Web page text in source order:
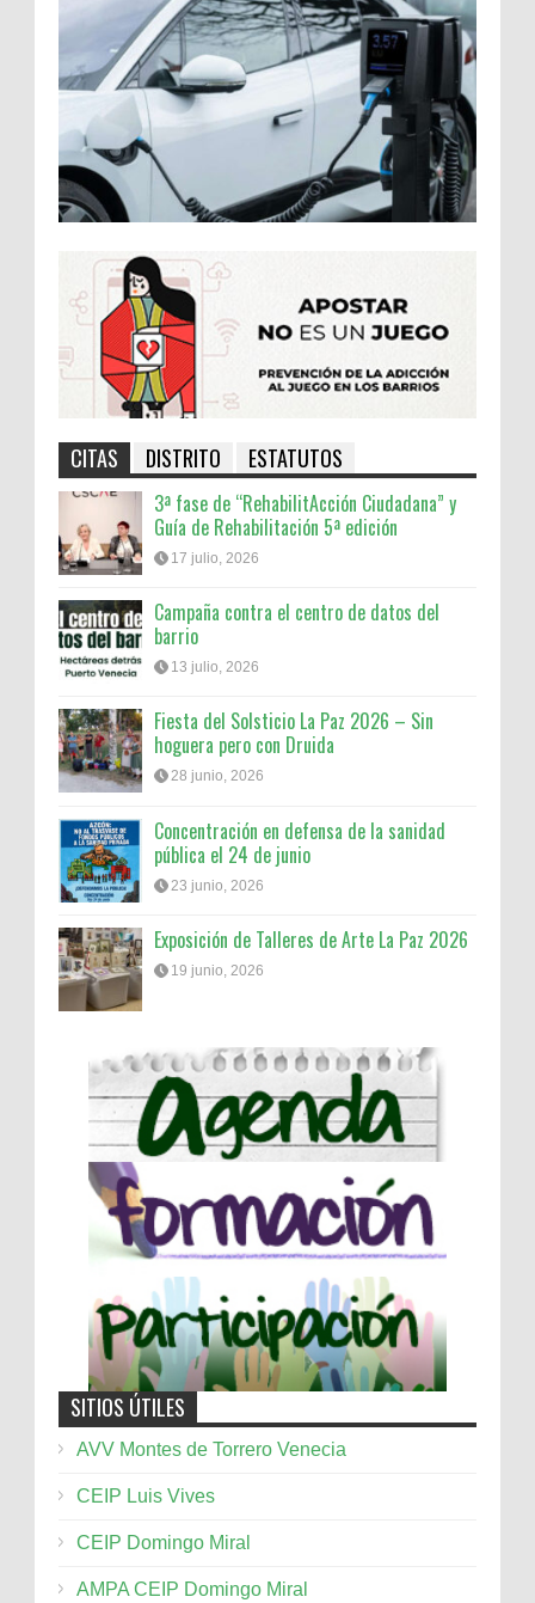
CITAS DISTRITO ESTATUTOS
3ª fase de “RehabilitAcción Ciudadana” y
Guía de Rehabilitación 5ª edición
17 julio, 2026
Campaña contra el centro de datos del
barrio
13 julio, 2026
Fiesta del Solsticio La Paz 2026 – Sin
hoguera pero con Druida
28 junio, 2026
Concentración en defensa de la sanidad
pública el 24 de junio
23 junio, 2026
Exposición de Talleres de Arte La Paz 2026
19 junio, 2026
SITIOS ÚTILES
AVV Montes de Torrero Venecia
CEIP Luis Vives
CEIP Domingo Miral
AMPA CEIP Domingo Miral